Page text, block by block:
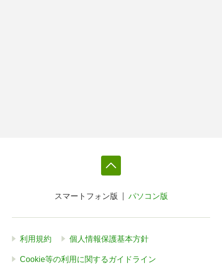
スマートフォン版 パソコン版
利用規約 個人情報保護基本方針
Cookie等の利用に関するガイドライン